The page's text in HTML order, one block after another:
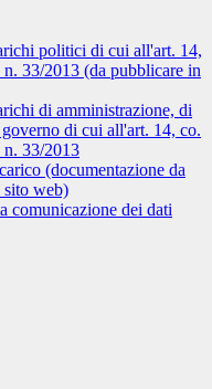
politici di cui all'art. 14,
33/2013 (da pubblicare in
di amministrazione, di
di cui all'art. 14, co.
n. 33/2013
(documentazione da
sito web)
comunicazione dei dati